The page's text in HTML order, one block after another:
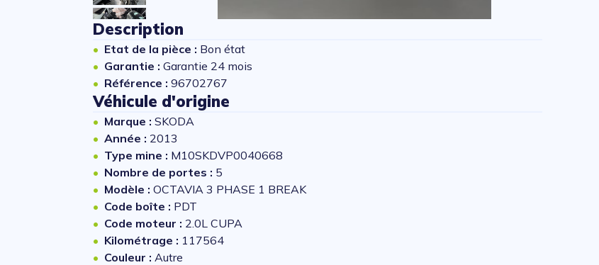
Description
Etat de la pièce : Bon état
Garantie : Garantie 24 mois
Référence : 96702767
Véhicule d'origine
Marque : SKODA
Année : 2013
Type mine : M10SKDVP0040668
Nombre de portes : 5
Modèle : OCTAVIA 3 PHASE 1 BREAK
Code boîte : PDT
Code moteur : 2.0L CUPA
Kilométrage : 117564
Couleur : Autre